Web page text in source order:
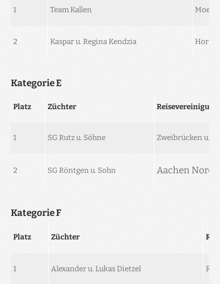
1 Team Kallen Moers
2 Kaspar u. Regina Kendzia
Kategorie E
Platz Züchter Reisevereinigung
1 SG Rutz u. Söhne Zweibrücken u.
2 SG Röntgen u. Sohn Aachen
Kategorie F
Platz Züchter
1 Alexander u. Lukas Dietzel